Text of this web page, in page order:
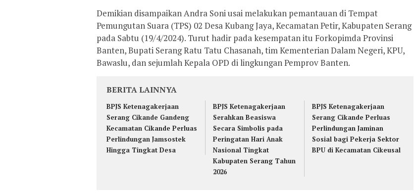
Demikian disampaikan Andra Soni usai melakukan pemantauan di Tempat
Pemungutan Suara (TPS) 02 Desa Kubang Jaya, Kecamatan Petir, Kabupaten Serang
pada Sabtu (19/4/2024). Turut hadir pada kesempatan itu Forkopimda Provinsi
Banten, Bupati Serang Ratu Tatu Chasanah, tim Kementerian Dalam Negeri, KPU,
Bawaslu, dan sejumlah Kepala OPD di lingkungan Pemprov Banten.
BERITA LAINNYA
BPJS Ketenagakerjaan
Serang Cikande Gandeng
Kecamatan Cikande Perluas
Perlindungan Jamsostek
Hingga Tingkat Desa
BPJS Ketenagakerjaan
Serahkan Beasiswa
Secara Simbolis pada
Peringatan Hari Anak
Nasional Tingkat
Kabupaten Serang Tahun
2026
BPJS Ketenagakerjaan
Serang Cikande Perluas
Perlindungan Jaminan
Sosial bagi Pekerja Sektor
BPU di Kecamatan Cikeusal